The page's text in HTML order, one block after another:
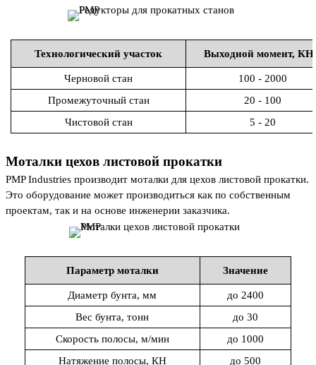
Технологический участок Выходной момент,
Черновой стан
100 - 2000
Промежуточный стан
20 - 100
Чистовой стан
5 - 20
Моталки цехов листовой прокатки
PMP Industries производит моталки для цехов листовой прокатки.
Это оборудование может производиться как по собственным
проектам, так и на основе инженерии заказчика.
Параметр моталки Значение
Диаметр бунта, мм
до 2400
Вес бунта, тонн
до 30
Скорость полосы, м/мин
до 1000
Натяжение полосы, КН
до 500